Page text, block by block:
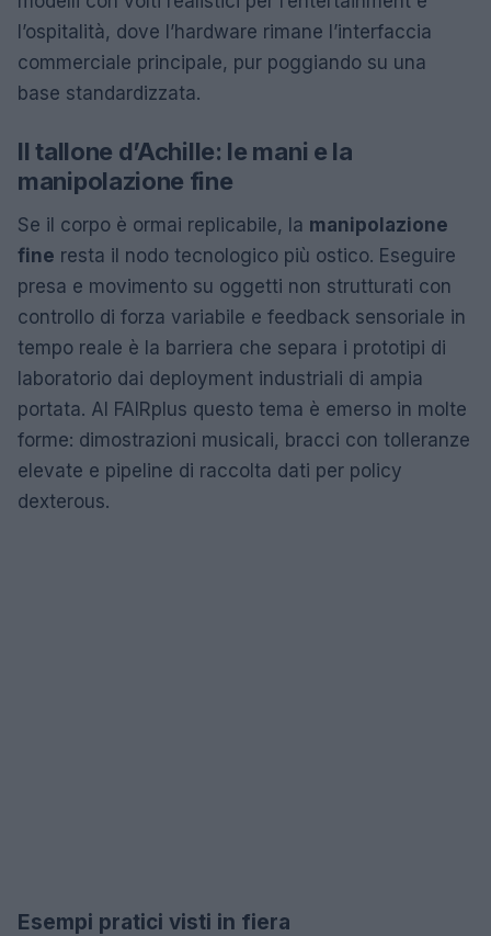
l’ospitalità, dove l’hardware rimane l’interfaccia
commerciale principale, pur poggiando su una
base standardizzata.
Il tallone d’Achille: le mani e la
manipolazione fine
Se il corpo è ormai replicabile, la manipolazione
fine resta il nodo tecnologico più ostico. Eseguire
presa e movimento su oggetti non strutturati con
controllo di forza variabile e feedback sensoriale in
tempo reale è la barriera che separa i prototipi di
laboratorio dai deployment industriali di ampia
portata. Al FAIRplus questo tema è emerso in molte
forme: dimostrazioni musicali, bracci con tolleranze
elevate e pipeline di raccolta dati per policy
dexterous.
Esempi pratici visti in fiera